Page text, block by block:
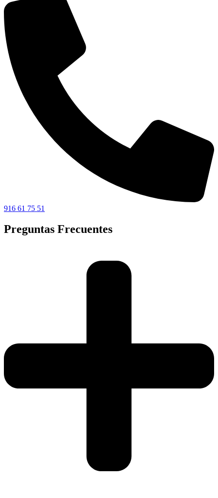
916 61 75 51
Preguntas Frecuentes